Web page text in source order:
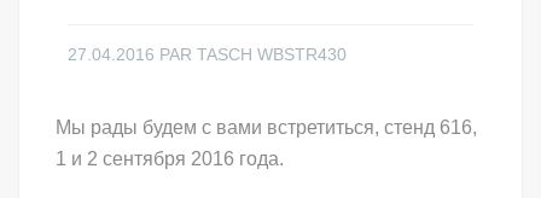
27.04.2016 PAR TASCH WBSTR430
Мы рады будем с вами встретиться, стенд 616,
1 и 2 сентября 2016 года.